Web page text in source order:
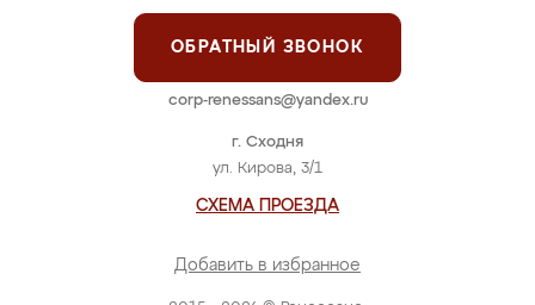
г. Сходня
ул. Кирова, 3/1
СХЕМА ПРОЕЗДА
Добавить в избранное
ОБРАТНЫЙ ЗВОНОК
corp-renessans@yandex.ru